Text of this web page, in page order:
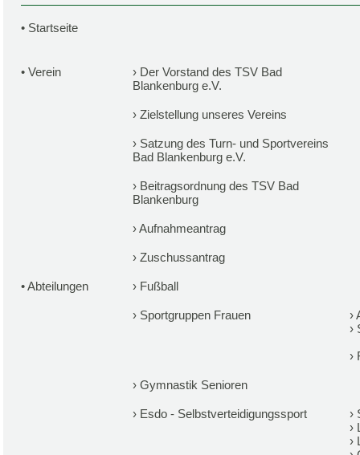
• Startseite
• Verein › Der Vorstand des TSV Bad
Blankenburg e.V.
› Zielstellung unseres Vereins
› Satzung des Turn- und Sportvereins
Bad Blankenburg e.V.
› Beitragsordnung des TSV Bad
Blankenburg
›Aufnahmeantrag
› Zuschussantrag
•Abteilungen › Fußball
› Sportgruppen Frauen ›
›
›
› Gymnastik Senioren
› Esdo - Selbstverteidigungssport ›
›
›